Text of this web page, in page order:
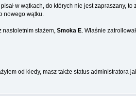
w wątkach, do których nie jest zapraszany, to
nowego wątku.
nastoletnim stażem, Smoka E. Właśnie
od kiedy, masz także status administratora